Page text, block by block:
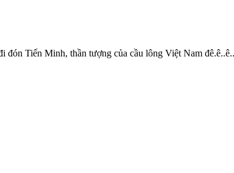
Tiến Minh, thần tượng của cầu lông Việt Nam